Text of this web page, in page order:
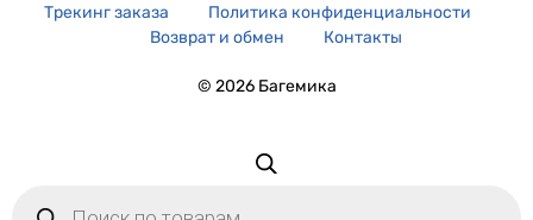
© 2026 Багемика
Трекинг заказа
Политика конфиденциальности
Возврат и обмен
Контакты